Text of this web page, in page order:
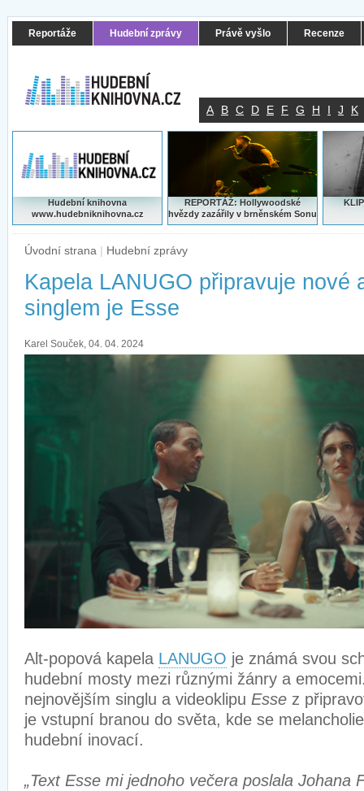
Reportáže Hudební zprávy Právě vyšlo Recenze
A B C D E F G H I J K
Hudební knihovna
www.hudebniknihovna.cz
REPORTÁŽ: Hollywoodské
hvězdy zazářily v brněnském Sonu
Úvodní strana | Hudební zprávy
Kapela LANUGO připravuje nové
singlem je Esse
Karel Souček, 04. 04. 2024
Alt-popová kapela LANUGO je známá svou
hudební mosty mezi různými žánry a
nejnovějším singlu a videoklipu Esse z
je vstupní branou do světa, kde se
hudební inovací.
„Text Esse mi jednoho večera poslala Johana